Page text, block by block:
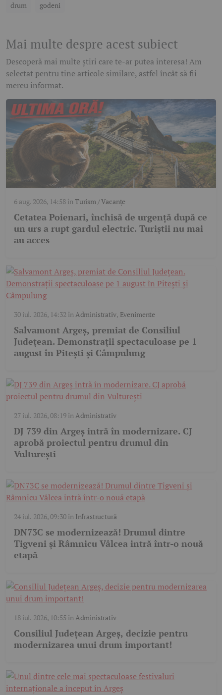
drum godeni
Mai multe despre acest subiect
Descoperă mai multe știri care te-ar putea interesa! Am
selectat pentru tine articole similare, astfel încât să fii
mereu informat.
6 aug. 2026, 14:58înTurism / Vacanțe
Cetatea Poienari, închisă de urgență după ce
un urs a rupt gardul electric. Turiștii nu mai
au acces
30 iul. 2026, 14:32 înAdministrativ, Evenimente
Salvamont Argeș, premiat de Consiliul
Județean. Demonstrații spectaculoase pe 1
august în Pitești și Câmpulung
27 iul. 2026, 08:19înAdministrativ
DJ 739 din Argeș intră în modernizare. CJ
aprobă proiectul pentru drumul din
Vulturești
24 iul. 2026, 09:30în Infrastructură
DN73C se modernizează! Drumul dintre
Tigveni și Râmnicu Vâlcea intră într-o nouă
etapă
18 iul. 2026, 10:55 înAdministrativ
Consiliul Județean Argeș, decizie pentru
modernizarea unui drum important!